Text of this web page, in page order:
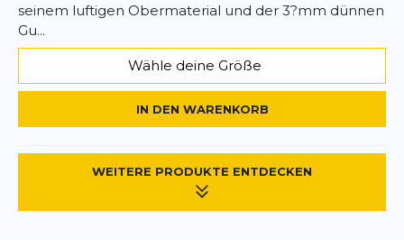
seinem luftigen Obermaterial und der 3?mm dünnen
Gu...
Wähle deine Größe
IN DEN WARENKORB
WEITERE PRODUKTE ENTDECKEN